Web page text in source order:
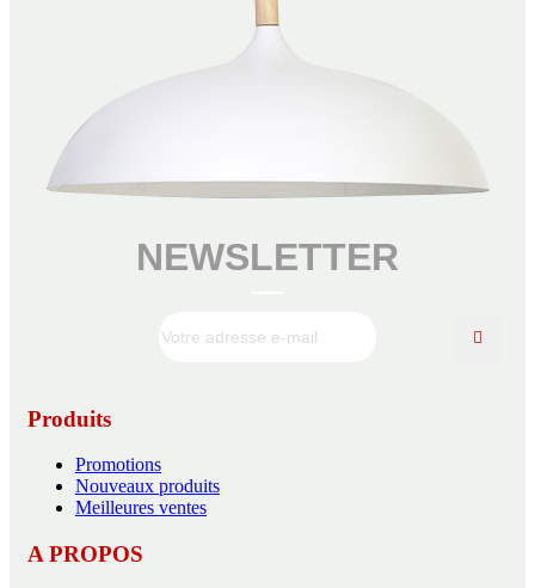
NEWSLETTER
Produits
Promotions
Nouveaux produits
Meilleures ventes
A PROPOS